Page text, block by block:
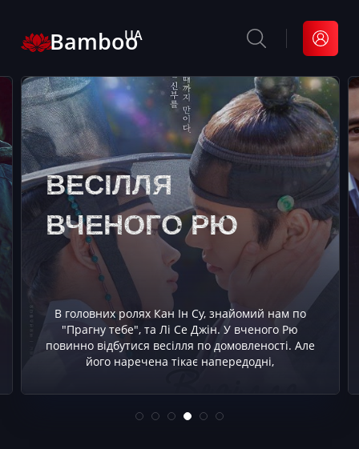
Bamboo
UA
ВЕСІЛЛЯ
ВЧЕНОГО РЮ
В головних ролях Кан Ін Су, знайомий нам по
"Прагну тебе", та Лі Се Джін. У вченого Рю
повинно відбутися весілля по домовленості. Але
його наречена тікає напередодні,